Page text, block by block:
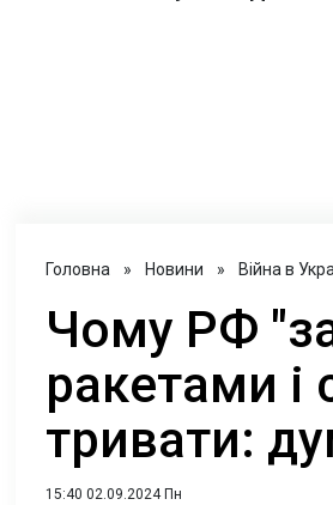
Головна » Новини » Війна в
Чому РФ
ракетами і
тривати:
15:40 02.09.2024 Пн